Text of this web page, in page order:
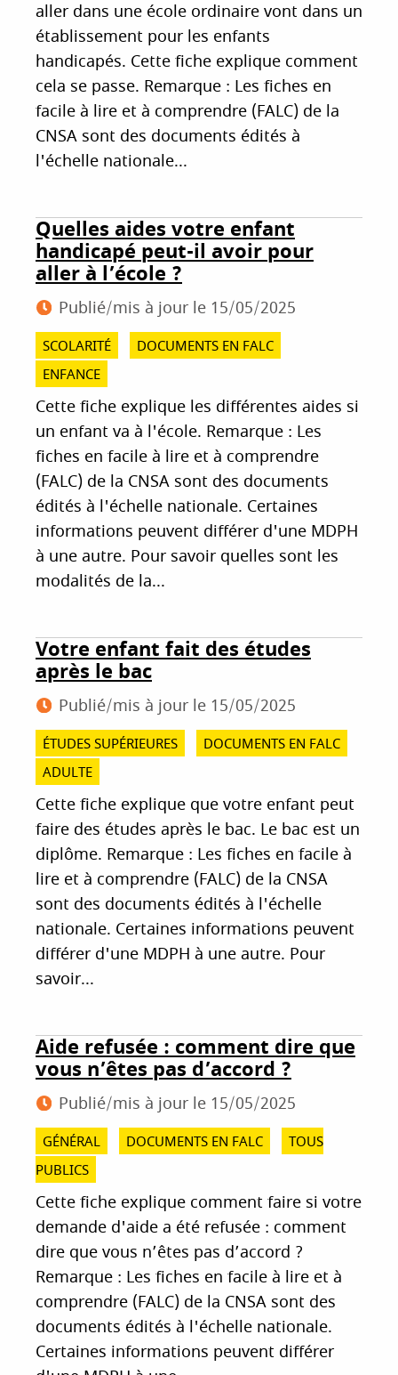
aller dans une école ordinaire vont dans un
établissement pour les enfants
handicapés. Cette fiche explique comment
cela se passe. Remarque : Les fiches en
facile à lire et à comprendre (FALC) de la
CNSA sont des documents édités à
l'échelle nationale...
Quelles aides votre enfant
handicapé peut-il avoir pour
aller à l’école ?
Publié/mis à jour le 15/05/2025
SCOLARITÉ
DOCUMENTS EN FALC
ENFANCE
Cette fiche explique les différentes aides si
un enfant va à l'école. Remarque : Les
fiches en facile à lire et à comprendre
(FALC) de la CNSA sont des documents
édités à l'échelle nationale. Certaines
informations peuvent différer d'une MDPH
à une autre. Pour savoir quelles sont les
modalités de la...
Votre enfant fait des études
après le bac
Publié/mis à jour le 15/05/2025
ÉTUDES SUPÉRIEURES
DOCUMENTS EN FALC
ADULTE
Cette fiche explique que votre enfant peut
faire des études après le bac. Le bac est un
diplôme. Remarque : Les fiches en facile à
lire et à comprendre (FALC) de la CNSA
sont des documents édités à l'échelle
nationale. Certaines informations peuvent
différer d'une MDPH à une autre. Pour
savoir...
Aide refusée : comment dire que
vous n’êtes pas d’accord ?
Publié/mis à jour le 15/05/2025
GÉNÉRAL DOCUMENTS EN FALC
TOUS
PUBLICS
Cette fiche explique comment faire si votre
demande d'aide a été refusée : comment
dire que vous n’êtes pas d’accord ?
Remarque : Les fiches en facile à lire et à
comprendre (FALC) de la CNSA sont des
documents édités à l'échelle nationale.
Certaines informations peuvent différer